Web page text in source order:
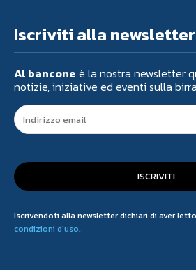
Iscriviti alla newsletter
Al bancone è la nostra newsletter
notizie, iniziative ed eventi sulla
ISCRIVITI
Iscrivendoti alla newsletter dichiari di aver
condizioni d'uso.